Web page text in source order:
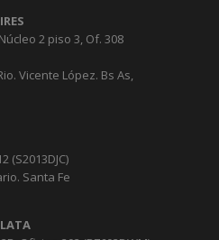
2 piso 3, Of. 308
Vicente López. Bs As,
(S2013DJC)
Santa Fe